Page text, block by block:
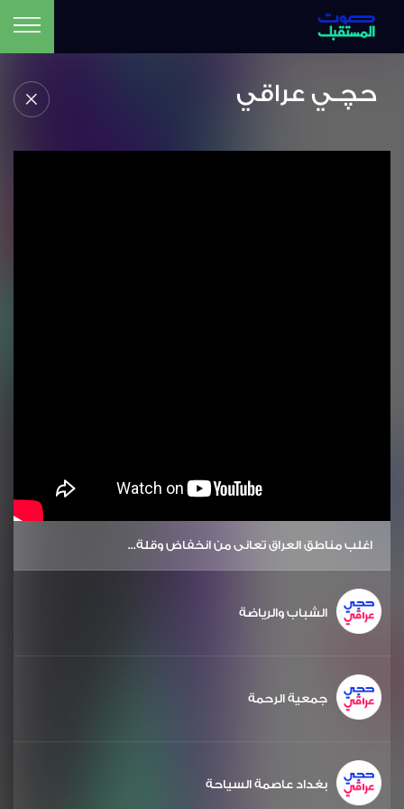
حچـي عراقي
اغلب مناطق العراق تعاني من انخفاض وقلة...
الشباب والرياضة
جمعية الرحمة
بغداد عاصمة السياحة